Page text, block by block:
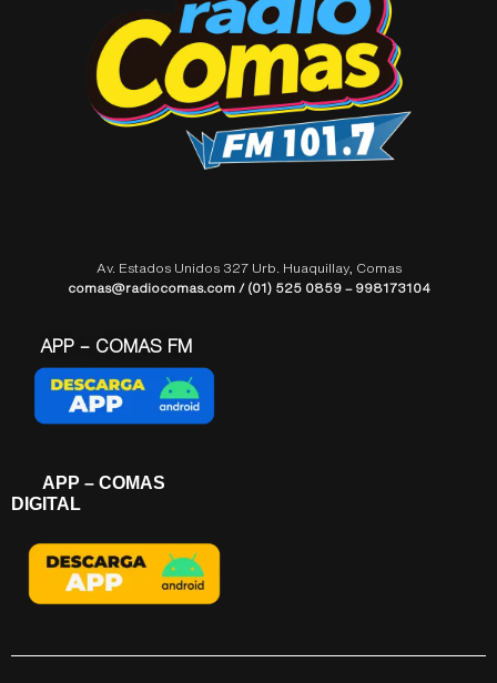
Av. Estados Unidos 327 Urb. Huaquillay, Comas
comas@radiocomas.com / (01) 525 0859 – 998173104
APP – COMAS FM
APP – COMAS
DIGITAL